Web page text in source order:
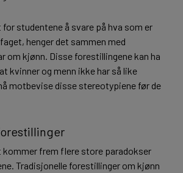
for studentene å svare på hva som er
henger det sammen med
om kjønn. Disse forestillingene kan ha
kvinner og menn ikke har så like
motbevise disse stereotypiene før de
kommer frem flere store paradokser
Tradisjonelle forestillinger om kjønn